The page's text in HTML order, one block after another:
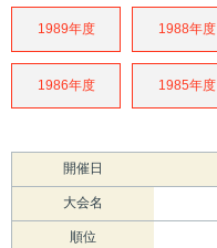
1989年度 1988年度
1986年度 1985年度
開催日
大会名
順位